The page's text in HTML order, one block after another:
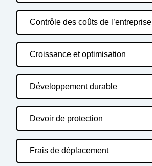
Contrôle des coûts de l’entreprise
Croissance et optimisation
Développement durable
Devoir de protection
Frais de déplacement